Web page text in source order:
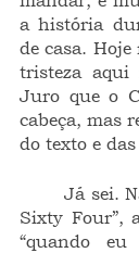
a história
de casa.
tristeza aqui
Juro que o
cabeça, mas
do texto e
Sixty Four”,
“quando